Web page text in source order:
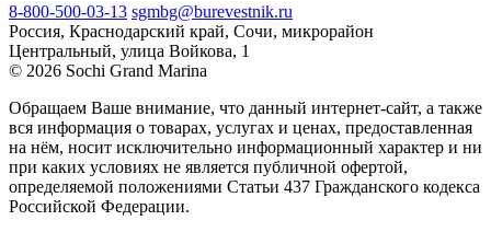
8-800-500-03-13 sgmbg@burevestnik.ru
Россия, Краснодарский край, Сочи, микрорайон
Центральный, улица Войкова, 1
© 2026 Sochi Grand Marina
Обращаем Ваше внимание, что данный интернет-сайт, а также
вся информация о товарах, услугах и ценах, предоставленная
на нём, носит исключительно информационный характер и ни
при каких условиях не является публичной офертой,
определяемой положениями Статьи 437 Гражданского кодекса
Российской Федерации.